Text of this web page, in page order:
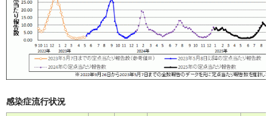
感染症流行状況